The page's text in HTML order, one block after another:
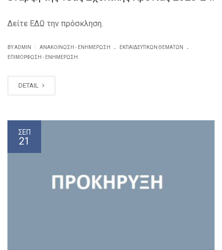
Δείτε ΕΔΩ την πρόσκληση.
BY ADMIN ΑΝΑΚΟΊΝΩΣΗ - ΕΝΗΜΈΡΩΣΗ . ΕΚΠΑΙΔΕΥΤΙΚΏΝ ΘΕΜΆΤΩΝ .
ΕΠΙΜΌΡΦΩΣΗ - ΕΝΗΜΈΡΩΣΗ
DETAIL
ΣΕΠ
21